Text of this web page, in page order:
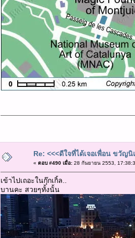
Re: <<<ดีใจที่ได้เจอเพื่อน ขวัญนิ
« ตอบ #490 เมื่อ:28 กันยายน 2553,
เข้าไปเถอะในกุ๊กเกิ้ล..
บานคะ สวยๆทั้งนั้น